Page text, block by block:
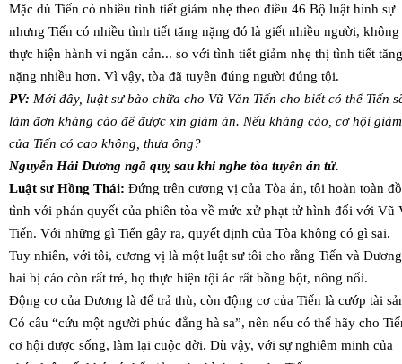
Mặc dù Tiến có nhiều tình tiết giảm nhẹ theo điều 46 Bộ luật hình sự
nhưng Tiến có nhiều tình tiết tăng nặng đó là giết nhiều người, không
thực hiện hành vi ngăn cản... so với tình tiết giảm nhẹ thị tình tiết tăng
nặng nhiều hơn. Vì vậy, tòa đã tuyên đúng người đúng tội.
PV: Mới đây, luật sư bào chữa cho Vũ Văn Tiến cho biết có thể Tiến
làm đơn kháng cáo để được xin giảm án. Nếu kháng cáo, cơ hội
của Tiến có cao không, thưa ông?
Nguyễn Hải Dương ngã quỵ sau khi nghe tòa tuyên án tử.
Luật sư Hồng Thái: Đứng trên cương vị của Tòa án, tôi hoàn toàn
tình với phán quyết của phiên tòa về mức xử phạt tử hình đối với Vũ
Tiến. Với những gì Tiến gây ra, quyết định của Tòa không có gì sai.
Tuy nhiên, với tôi, cương vị là một luật sư tôi cho rằng Tiến và
hai bị cáo còn rất trẻ, họ thực hiện tội ác rất bồng bột, nông nổi.
Động cơ của Dương là để trả thù, còn động cơ của Tiến là cướp tài
Có câu “cứu một người phúc đẳng hà sa”, nên nếu có thể hãy cho
cơ hội được sống, làm lại cuộc đời. Dù vậy, với sự nghiêm minh của